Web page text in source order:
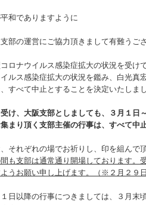
和でありますように
部の運営にご協力頂きまして有難うござ
ロナウイルス感染症拡大の状況を受け
イルス感染症拡大の状況を鑑み、白光
すべて中止とすることを決定いたしまし
け、大阪支部としましても、３月１日
まり頂く支部主催の行事は、すべて中
それぞれの場でお祈りし、印を組んで
も支部は通常通り開場しております。
うお願い申し上げます。（※２月２９
日以降の行事につきましては、３月末